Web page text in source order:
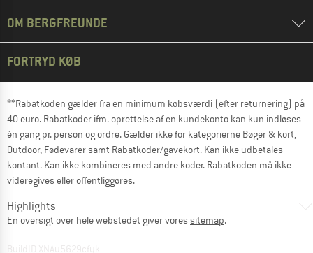
OM BERGFREUNDE
FORTRYD KØB
**Rabatkoden gælder fra en minimum købsværdi (efter returnering) på
40 euro. Rabatkoder ifm. oprettelse af en kundekonto kan kun indløses
én gang pr. person og ordre. Gælder ikke for kategorierne Bøger & kort,
Outdoor, Fødevarer samt Rabatkoder/gavekort. Kan ikke udbetales
kontant. Kan ikke kombineres med andre koder. Rabatkoden må ikke
videregives eller offentliggøres.
Highlights
En oversigt over hele webstedet giver voressitemap.